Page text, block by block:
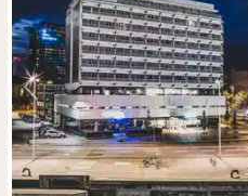
Vorheriges Bild